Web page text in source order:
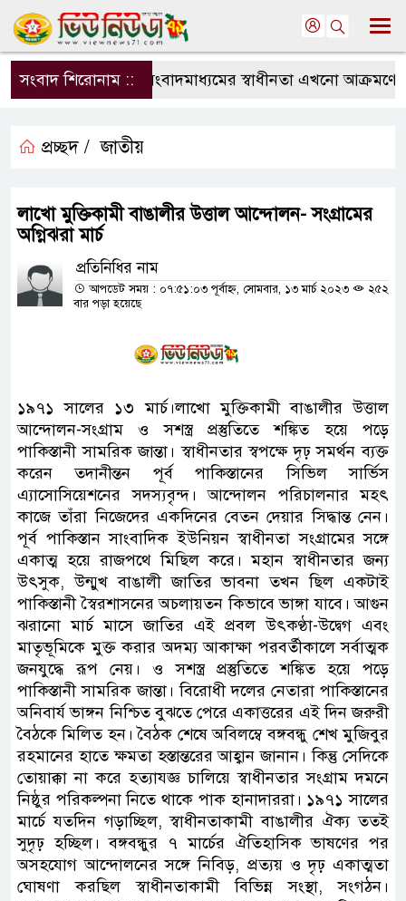
সংবাদ শিরোনাম ::সংবাদমাধ্যমের স্বাধীনতা এখনো আক্রমণের
প্রচ্ছদ / জাতীয়
লাখো মুক্তিকামী বাঙালীর উত্তাল আন্দোলন- সংগ্রামের
অগ্নিঝরা মার্চ
প্রতিনিধির নাম
আপডেট সময় : ০৭:৫১:০৩ পূর্বাহ্ন, সোমবার, ১৩ মার্চ ২০২৩
২৫২
বার পড়া হয়েছে
১৯৭১ সালের ১৩ মার্চ।লাখো মুক্তিকামী বাঙালীর উত্তাল
আন্দোলন-সংগ্রাম ও সশস্ত্র প্রস্তুতিতে শঙ্কিত হয়ে পড়ে
পাকিস্তানী সামরিক জান্তা। স্বাধীনতার স্বপক্ষে দৃঢ় সমর্থন ব্যক্ত
করেন তদানীন্তন পূর্ব পাকিস্তানের সিভিল সার্ভিস
এ্যাসোসিয়েশনের সদস্যবৃন্দ। আন্দোলন পরিচালনার মহৎ
কাজে তাঁরা নিজেদের একদিনের বেতন দেয়ার সিদ্ধান্ত নেন।
পূর্ব পাকিস্তান সাংবাদিক ইউনিয়ন স্বাধীনতা সংগ্রামের সঙ্গে
একাত্ম হয়ে রাজপথে মিছিল করে। মহান স্বাধীনতার জন্য
উৎসুক, উন্মুখ বাঙালী জাতির ভাবনা তখন ছিল একটাই
পাকিস্তানী স্বৈরশাসনের অচলায়তন কিভাবে ভাঙ্গা যাবে। আগুন
ঝরানো মার্চ মাসে জাতির এই প্রবল উৎকণ্ঠা-উদ্বেগ এবং
মাতৃভূমিকে মুক্ত করার অদম্য আকাক্ষা পরবর্তীকালে সর্বাত্মক
জনযুদ্ধে রূপ নেয়। ও সশস্ত্র প্রস্তুতিতে শঙ্কিত হয়ে পড়ে
পাকিস্তানী সামরিক জান্তা। বিরোধী দলের নেতারা পাকিস্তানের
অনিবার্য ভাঙ্গন নিশ্চিত বুঝতে পেরে একাত্তরের এই দিন জরুরী
বৈঠকে মিলিত হন। বৈঠক শেষে অবিলম্বে বঙ্গবন্ধু শেখ মুজিবুর
রহমানের হাতে ক্ষমতা হস্তান্তরের আহ্বান জানান। কিন্তু সেদিকে
তোয়াক্কা না করে হত্যাযজ্ঞ চালিয়ে স্বাধীনতার সংগ্রাম দমনে
নিষ্ঠুর পরিকল্পনা নিতে থাকে পাক হানাদাররা। ১৯৭১ সালের
মার্চে যতদিন গড়াচ্ছিল, স্বাধীনতাকামী বাঙালীর ঐক্য ততই
সুদৃঢ় হচ্ছিল। বঙ্গবন্ধুর ৭ মার্চের ঐতিহাসিক ভাষণের পর
অসহযোগ আন্দোলনের সঙ্গে নিবিড়, প্রত্যয় ও দৃঢ় একাত্মতা
ঘোষণা করছিল স্বাধীনতাকামী বিভিন্ন সংস্থা, সংগঠন।